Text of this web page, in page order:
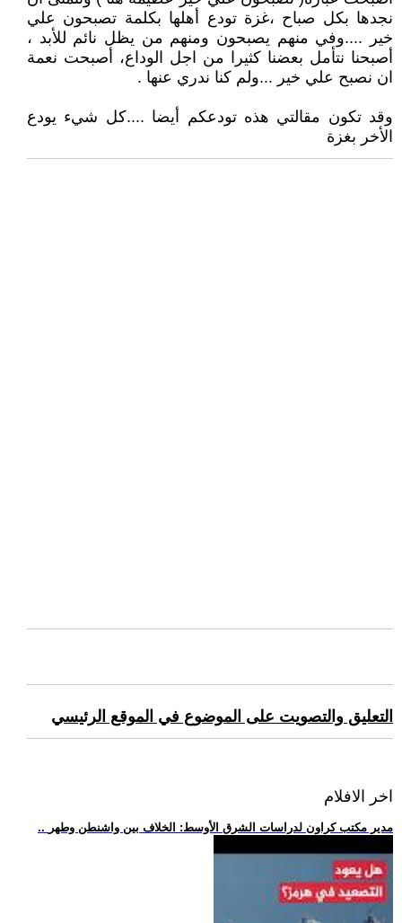
نجدها بكل صباح ،غزة تودع أهلها بكلمة تصبحون علي
خير ....وفي منهم يصبحون ومنهم من يظل نائم للأبد ،
أصبحنا نتأمل بعضنا كثيرا من اجل الوداع، أصبحت نعمة
ان نصبح علي خير ...ولم كنا ندري عنها .
وقد تكون مقالتي هذه تودعكم أيضا ....كل شيء يودع
الأخر بغزة
التعليق والتصويت على الموضوع في الموقع الرئيسي
اخر الافلام
.. مدير مكتب كراون لدراسات الشرق الأوسط: الخلاف بين واشنطن وطهر